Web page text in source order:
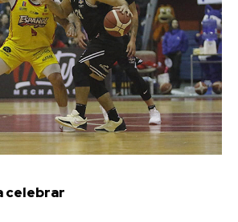
celebrar